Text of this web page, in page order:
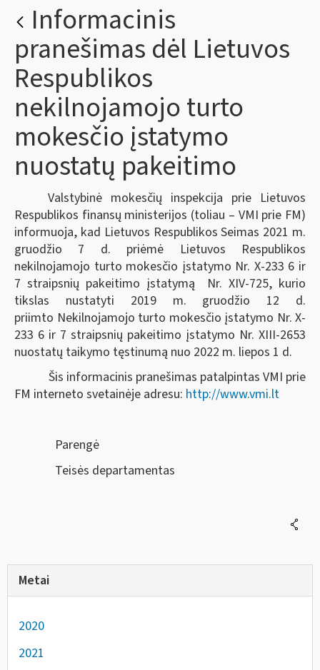
Informacinis
pranešimas dėl Lietuvos
Respublikos
nekilnojamojo turto
mokesčio įstatymo
nuostatų pakeitimo
Valstybinė mokesčių inspekcija prie Lietuvos
Respublikos finansų ministerijos (toliau – VMI prie FM)
informuoja, kad Lietuvos Respublikos Seimas 2021 m.
gruodžio 7 d. priėmė Lietuvos Respublikos
nekilnojamojo turto mokesčio įstatymo Nr. X-233 6 ir
7 straipsnių pakeitimo įstatymą Nr. XIV-725, kurio
tikslas nustatyti 2019 m. gruodžio 12 d.
priimto Nekilnojamojo turto mokesčio įstatymo Nr. X-
233 6 ir 7 straipsnių pakeitimo įstatymo Nr. XIII-2653
nuostatų taikymo tęstinumą nuo 2022 m. liepos 1 d.
Šis informacinis pranešimas patalpintas VMI prie
FM interneto svetainėje adresu: http://www.vmi.lt
Parengė
Teisės departamentas
Metai
2020
2021